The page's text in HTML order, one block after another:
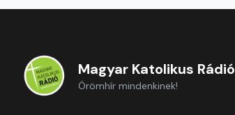
Magyar Katolikus Rádió
Örömhír mindenkinek!